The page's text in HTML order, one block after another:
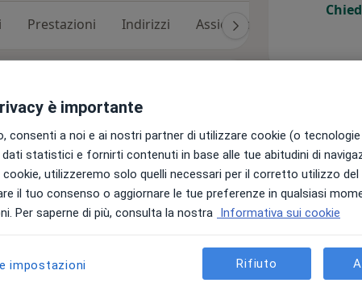
Prestazioni Indirizzi Assicurazioni
degli studi di Genova, da
e dello sport. Oltre alla laurea
sia fondamentale non
attivamente diverse patologie,
settore del fitness e della
internazionale CISSN (Certified
tramite la scuola SANIS di
e bodybuilding qualificato NBFI,
fisica basato su evidenze
Questo mi permette di utilizzare
per misurare con
monitorando i reali
nel tempo.
è importante
consenti a noi e ai nostri partner di utilizzare cookie (o
statistici e fornirti contenuti in base alle tue abitudini di
utilizzeremo solo quelli necessari per il corretto utilizzo
il tuo consenso o aggiornare le tue preferenze in qualsiasi
Per saperne di più, consulta la nostra Informativa sui cookie
impostazioni Rifiuto